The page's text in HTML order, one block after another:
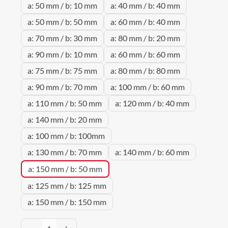
a: 50 mm / b: 10 mm
a: 40 mm / b: 40 mm
a: 50 mm / b: 50 mm
a: 60 mm / b: 40 mm
a: 70 mm / b: 30 mm
a: 80 mm / b: 20 mm
a: 90 mm / b: 10 mm
a: 60 mm / b: 60 mm
a: 75 mm / b: 75 mm
a: 80 mm / b: 80 mm
a: 90 mm / b: 70 mm
a: 100 mm / b: 60 mm
a: 110 mm / b: 50 mm
a: 120 mm / b: 40 mm
a: 140 mm / b: 20 mm
a: 100 mm / b: 100mm
a: 130 mm / b: 70 mm
a: 140 mm / b: 60 mm
a: 150 mm / b: 50 mm
a: 125 mm / b: 125 mm
a: 150 mm / b: 150 mm